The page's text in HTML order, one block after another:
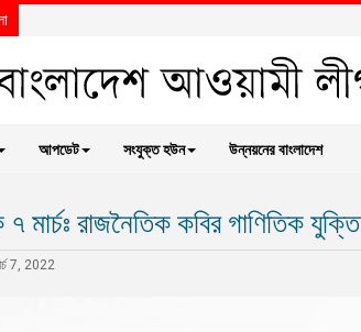
আপডেট সংযুক্ত হউন উন্নয়নের বাংলাদেশ
মার্চঃ রাজনৈতিক কবির গাণিতিক যুক্তি
7, 2022